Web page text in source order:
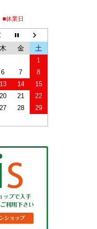
■休業日
木 金 土
1
6 7
8
13 14
15
20 21
22
27 28
29